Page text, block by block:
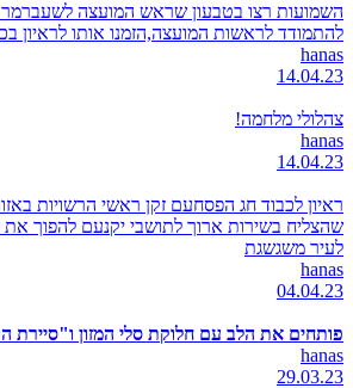
השמועות רצו בטבעון שראש המועצה לשעברמר
להתמודד לראשות המועצה,הזמנו אותו לראיון
hanas
14.04.23
צהלולי מלחמה!
hanas
14.04.23
ראיון לכבוד חג הפסחעם זקן ראשי הרשויות
שהצליח בשירות ארוך לתושבי יקנעם להפוך
לעיר משגשגת
hanas
04.04.23
פותחים את הלב עם חלוקת סלי המזון ו"סיירת
hanas
29.03.23